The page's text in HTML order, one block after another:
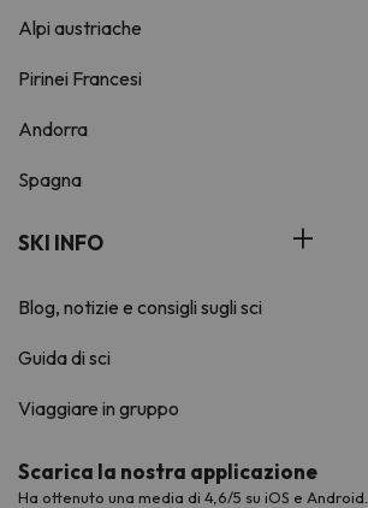
Alpi austriache
Pirinei Francesi
Andorra
Spagna
SKI INFO
Blog, notizie e consigli sugli sci
Guida di sci
Viaggiare in gruppo
Scarica la nostra applicazione
Ha ottenuto una media di 4,6/5 su iOS e Android.